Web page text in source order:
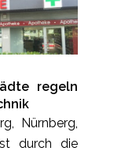
regeln
Nürnberg,
durch die